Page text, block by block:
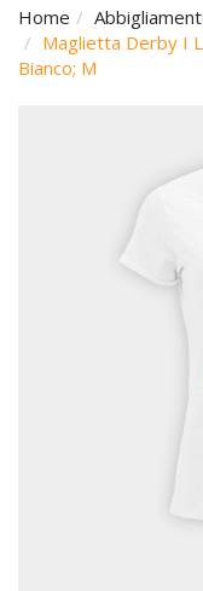
Home
Maglietta Derby I
Bianco; M